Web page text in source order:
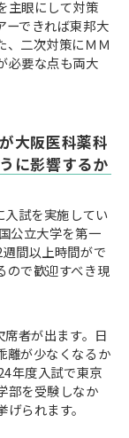
主眼にして対策
ーできれば東邦大
、二次対策にＭＭ
必要な点も両大
大阪医科薬科
に影響するか
試を実施してい
公立大学を第一
間以上時間がで
ので歓迎すべき現
者が出ます。日
離が少なくなるか
年度入試で東京
部を受験しなか
られます。